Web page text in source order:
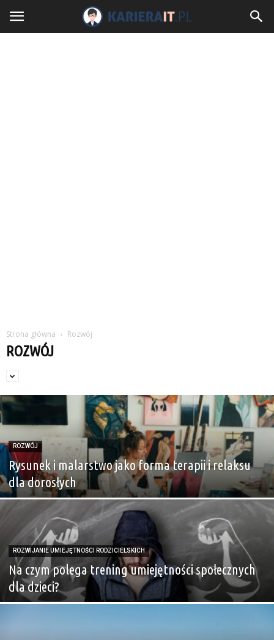
Strona główna Rozwój
ROZWÓJ
ROZWÓJ
Rysunek i malarstwo jako forma terapii i relaksu
dla dorosłych
ROZWIJANIE UMIEJĘTNOŚCI RODZICIELSKICH
Na czym polega trening umiejętności społecznych
dla dzieci?